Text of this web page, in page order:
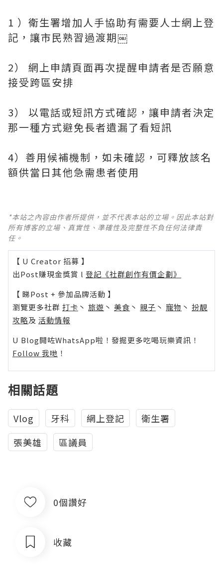
1 ）衛生署增加人手協助有需要人士網上登
記，讓市民熟習過渡期￼
2） 網上申請頁面再次提醒申請者是否願意
接受跨區安排
3） 以電話或短訊方式確認，讓申請者決定
那一種方式避免長者遺漏了看短訊
4）善用候補機制，如未確認，可釋放該名
額供當日其他急需患者使用
*本站之內容由作者所提供，並不代表本站的立場。因此本站對
所有博客的立場、真實性、準確性及完整性不負任何法律責
任。
【 U Creator 招募 】
出Post賺現金獎賞 l 登記《社群創作有價企劃》
【 睇Post + 參加品牌活動 】
瀏覽更多社群 打卡 丶 旅遊 丶 美食 丶 親子 丶 寵物 丶 扮靚
攻略及 活動情報
U Blog開咗WhatsApp啦！發掘更多吃喝玩樂資訊！
Follow 我哋 ！
相關話題
Vlog 牙科 網上登記
衛生署
張美雄
區議員
0個讚好
收藏